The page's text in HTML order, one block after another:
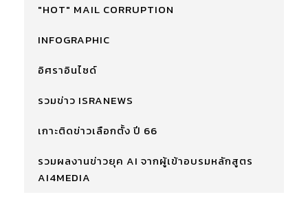
"HOT" MAIL CORRUPTION
INFOGRAPHIC
อิศราอินไซด์
รวมข่าว ISRANEWS
เกาะติดข่าวเลือกตั้ง ปี 66
รวมผลงานข่าวยุค AI จากผู้เข้าอบรมหลักสูตร
AI4MEDIA